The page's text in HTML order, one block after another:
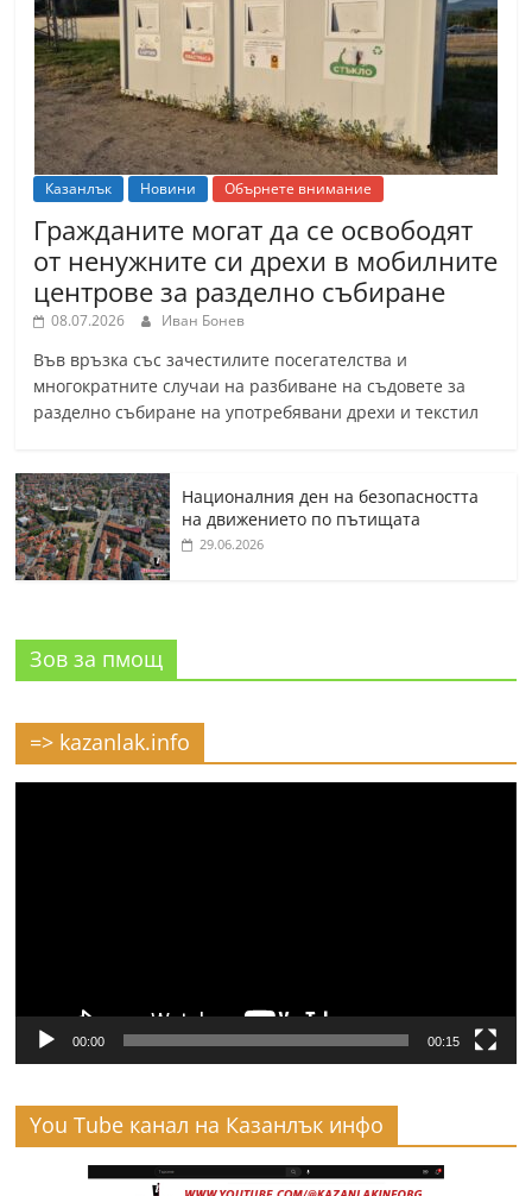
Казанлък Новини Обърнете внимание
Гражданите могат да се освободят
от ненужните си дрехи в мобилните
центрове за разделно събиране
08.07.2026 Иван Бонев
Във връзка със зачестилите посегателства и
многократните случаи на разбиване на съдовете за
разделно събиране на употребявани дрехи и текстил
Националния ден на безопасността
на движението по пътищата
29.06.2026
Зов за пмощ
=> kazanlak.info
00:00 00:15
You Tube канал на Казанлък инфо